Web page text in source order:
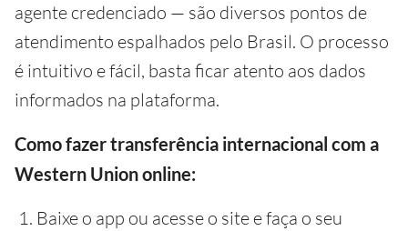
agente credenciado — são diversos pontos de
atendimento espalhados pelo Brasil. O processo
é intuitivo e fácil, basta ficar atento aos dados
informados na plataforma.
Como fazer transferência internacional com a
Western Union online:
Baixe o app ou acesse o site e faça o seu